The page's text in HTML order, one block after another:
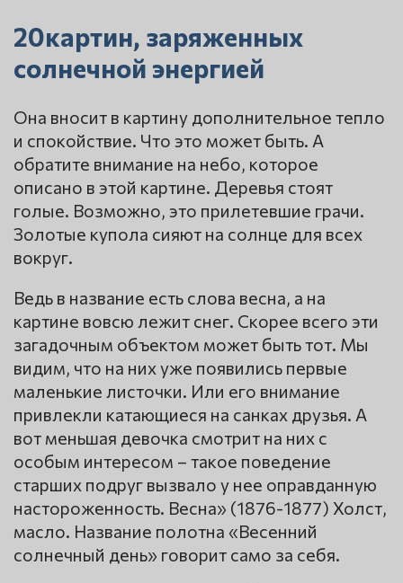
20картин, заряженных
солнечной энергией
Она вносит в картину дополнительное тепло
и спокойствие. Что это может быть. А
обратите внимание на небо, которое
описано в этой картине. Деревья стоят
голые. Возможно, это прилетевшие грачи.
Золотые купола сияют на солнце для всех
вокруг.
Ведь в название есть слова весна, а на
картине вовсю лежит снег. Скорее всего эти
загадочным объектом может быть тот. Мы
видим, что на них уже появились первые
маленькие листочки. Или его внимание
привлекли катающиеся на санках друзья. А
вот меньшая девочка смотрит на них с
особым интересом – такое поведение
старших подруг вызвало у нее оправданную
настороженность. Весна» (1876-1877) Холст,
масло. Название полотна «Весенний
солнечный день» говорит само за себя.